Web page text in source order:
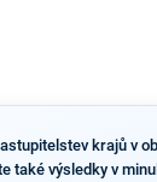
krajů v
výsledky v